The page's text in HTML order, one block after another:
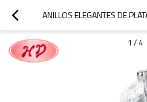
1 / 4